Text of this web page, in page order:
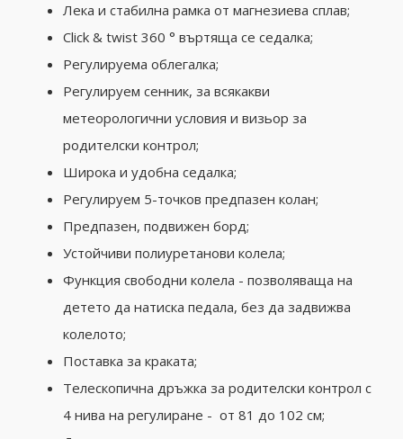
Лека и стабилна рамка от магнезиева сплав;
Click & twist 360 ° въртяща се седалка;
Регулируема облегалка;
Регулируем сенник, за всякакви
метеорологични условия и визьор за
родителски контрол;
Широка и удобна седалка;
Регулируем 5-точков предпазен колан;
Предпазен, подвижен борд;
Устойчиви полиуретанови колела;
Функция свободни колела - позволяваща на
детето да натиска педала, без да задвижва
колелото;
Поставка за краката;
Телескопична дръжка за родителски контрол с
4 нива на регулиране - от 81 до 102 см;